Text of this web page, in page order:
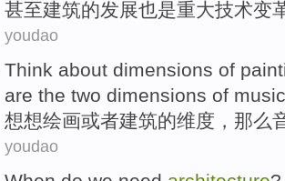
甚至建筑的发展也是重大技术变
youdao
Think about dimensions of
are the two dimensions of
想想绘画或者建筑的维度 ， 那么
youdao